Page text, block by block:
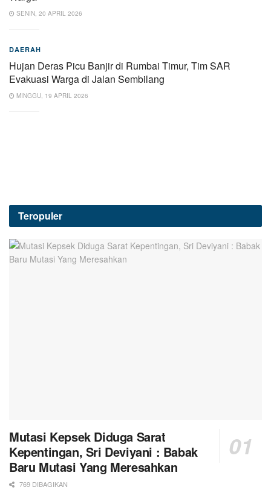
SENIN, 20 APRIL 2026
DAERAH
Hujan Deras Picu Banjir di Rumbai Timur, Tim SAR
Evakuasi Warga di Jalan Sembilang
MINGGU, 19 APRIL 2026
Teropuler
Mutasi Kepsek Diduga Sarat
Kepentingan, Sri Deviyani : Babak
Baru Mutasi Yang Meresahkan
769 DIBAGIKAN